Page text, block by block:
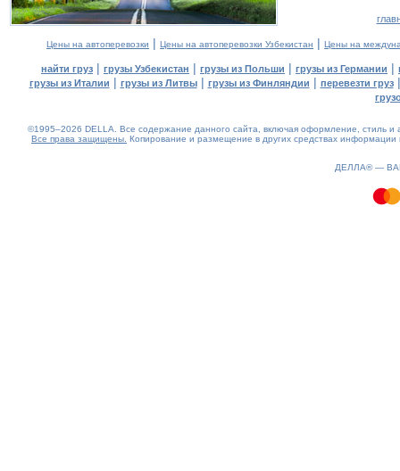
Цены на автоперевозки | Цены на автоперевозки Узбекистан | Цены на
найти груз | грузы Узбекистан | грузы из Польши | грузы из Германии |
грузы из Италии | грузы из Литвы| грузы из Финляндии | перевезти груз
©1995–2026 DELLA. Все содержание данного сайта, включая оформление, стиль и
Все права защищены. Копирование и размещение в других средствах
ДЕЛЛА® —